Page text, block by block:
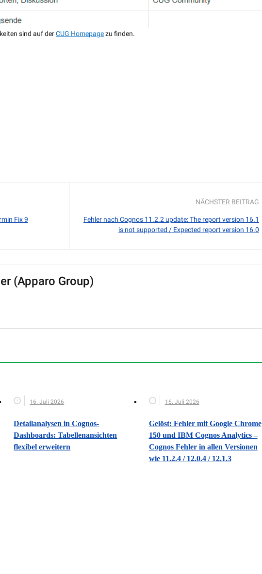
sind auf derCUG Homepagezu finden.
Fix 9
NÄCHSTER BEITRAG
Fehler nach Cognos 11.2.2 update: The report version 16.1
is not supported / Expected report version 16.0
(Apparo Group)
16. Juli 2026
Detailanalysen in Cognos-
Dashboards: Tabellenansichten
flexibel erweitern
16. Juli 2026
Gelöst: Fehler mit Google Chrome
150 und IBM Cognos Analytics –
Cognos Fehler in allen Versionen
wie 11.2.4 / 12.0.4 / 12.1.3